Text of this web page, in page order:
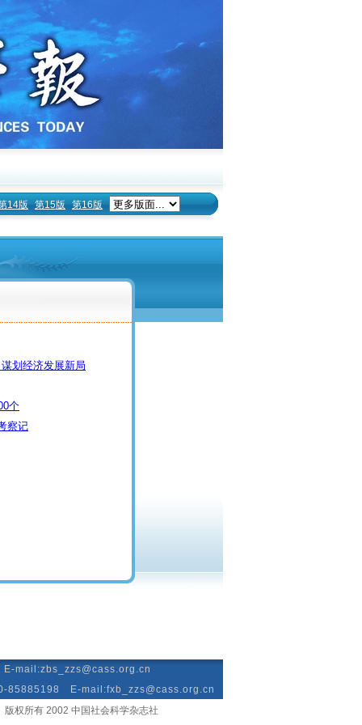
14版 第15版 第16版
划经济发展新局
个
察记
85885198 E-mail:fxb_zzs@cass.org.cn
版权所有 2002 中国社会科学杂志社